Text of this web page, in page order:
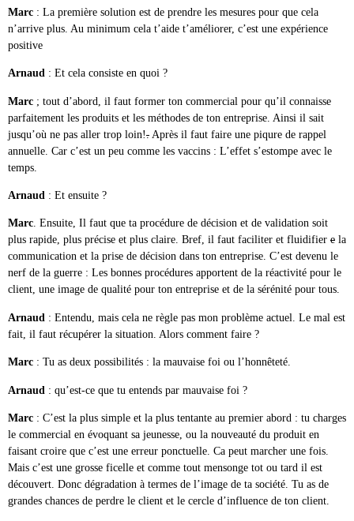
Marc : La première solution est de prendre les mesures pour que cela
n’arrive plus. Au minimum cela t’aide t’améliorer, c’est une expérience
positive
Arnaud : Et cela consiste en quoi ?
Marc ; tout d’abord, il faut former ton commercial pour qu’il connaisse
parfaitement les produits et les méthodes de ton entreprise. Ainsi il sait
jusqu’où ne pas aller trop loin!. Après il faut faire une piqure de rappel
annuelle. Car c’est un peu comme les vaccins : L’effet s’estompe avec le
temps.
Arnaud : Et ensuite ?
Marc. Ensuite, Il faut que ta procédure de décision et de validation soit
plus rapide, plus précise et plus claire. Bref, il faut faciliter et fluidifier e la
communication et la prise de décision dans ton entreprise. C’est devenu le
nerf de la guerre : Les bonnes procédures apportent de la réactivité pour le
client, une image de qualité pour ton entreprise et de la sérénité pour tous.
Arnaud : Entendu, mais cela ne règle pas mon problème actuel. Le mal est
fait, il faut récupérer la situation. Alors comment faire ?
Marc : Tu as deux possibilités : la mauvaise foi ou l’honnêteté.
Arnaud : qu’est-ce que tu entends par mauvaise foi ?
Marc : C’est la plus simple et la plus tentante au premier abord : tu charges
le commercial en évoquant sa jeunesse, ou la nouveauté du produit en
faisant croire que c’est une erreur ponctuelle. Ca peut marcher une fois.
Mais c’est une grosse ficelle et comme tout mensonge tot ou tard il est
découvert. Donc dégradation à termes de l’image de ta société. Tu as de
grandes chances de perdre le client et le cercle d’influence de ton client.